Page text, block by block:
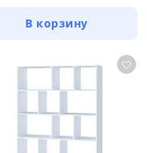
В корзину